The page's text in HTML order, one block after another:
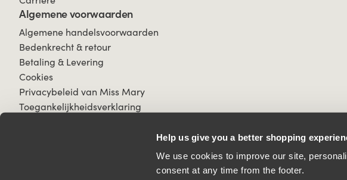
Help us give you a better shopping
We use cookies to improve our site,
consent at any time from the footer.
Algemene voorwaarden
Algemene handelsvoorwaarden
Bedenkrecht & retour
Betaling & Levering
Cookies
Privacybeleid van Miss Mary
Toegankelijkheidsverklaring